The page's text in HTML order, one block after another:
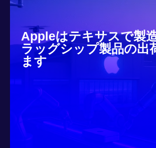
Appleはテキサスで製
ラッグシップ製品の出
ます